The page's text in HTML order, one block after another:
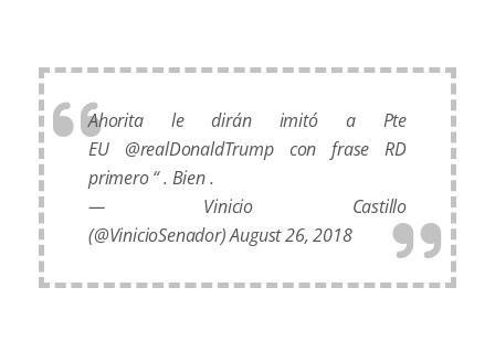
Ahorita le dirán imitó a Pte
EU @realDonaldTrumpcon frase RD
primero “ . Bien .
— Vinicio Castillo
(@VinicioSenador)August 26, 2018